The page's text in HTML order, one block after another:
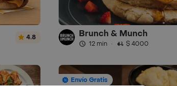
4.8 Brunch & Munch
12 min · $ 4000
Envío Gratis